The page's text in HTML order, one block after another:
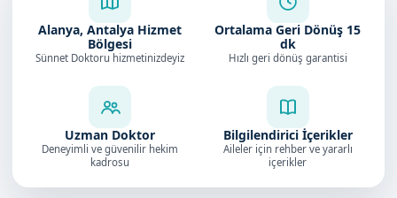
Alanya, Antalya Hizmet
Bölgesi
Sünnet Doktoru hizmetinizdeyiz
Ortalama Geri Dönüş 15
dk
Hızlı geri dönüş garantisi
Uzman Doktor
Deneyimli ve güvenilir hekim
kadrosu
Bilgilendirici İçerikler
Aileler için rehber ve yararlı
içerikler